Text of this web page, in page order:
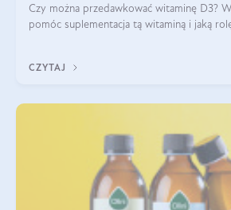
Czy można przedawkować witaminę D3?
pomóc suplementacja tą witaminą i jaką
robić?
CZYTAJ